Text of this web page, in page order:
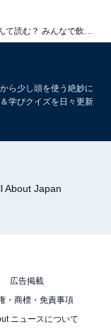
ら少し頭を使う絶妙に
学びクイズを日々更新
About Japan
広告掲載
・商標・免責事項
ニュースについて